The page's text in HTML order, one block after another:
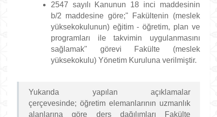
2547 sayılı Kanunun 18 inci maddesinin
b/2 maddesine göre;" Fakültenin (meslek
yüksekokulunun) eğitim - öğretim, plan ve
programları ile takvimin uygulanmasını
sağlamak" görevi Fakülte (meslek
yüksekokulu) Yönetim Kuruluna verilmiştir.
Yukarıda yapılan açıklamalar
çerçevesinde; öğretim elemanlarının uzmanlık
alanlarına göre ders dağılımları Fakülte